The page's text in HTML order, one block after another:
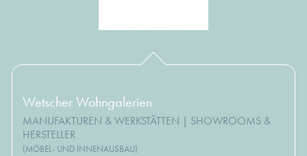
Wetscher Wohngalerien
MANUFAKTUREN & WERKSTÄTTEN | SHOWROOMS &
HERSTELLER
(MÖBEL- UND INNENAUSBAU)